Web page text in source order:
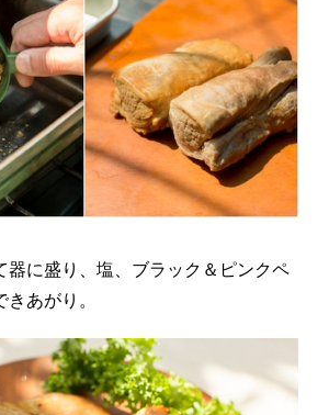
器に盛り、塩、ブラック＆ピンクペ
あがり。